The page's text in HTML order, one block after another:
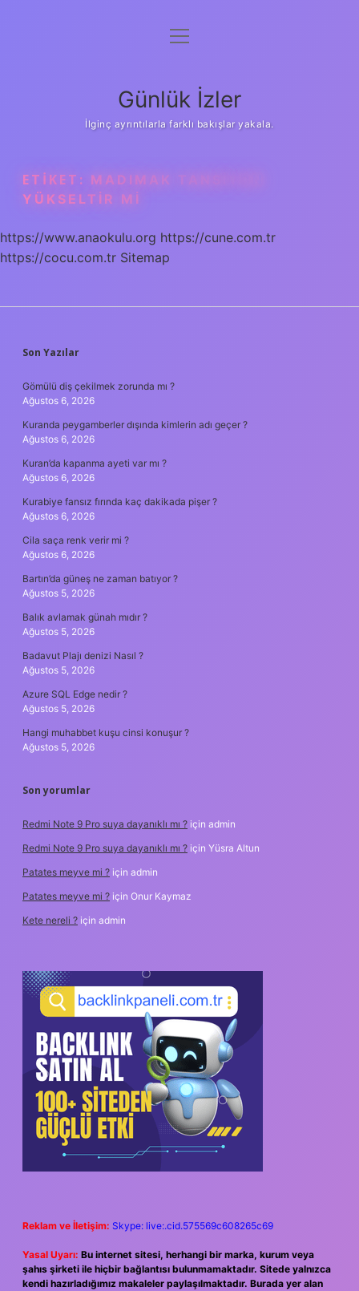
Anasayfa
Yasal Uyarı
menüyü
Günlük İzler
İlginç ayrıntılarla farklı bakışlar yakala.
ETIKET: MADIMAK TANSIYON
YÜKSELTIR MI
https://www.anaokulu.org https://cune.com.tr
https://cocu.com.tr Sitemap
SIDEBAR
Son Yazılar
Gömülü diş çekilmek zorunda mı ?
Ağustos 6, 2026
Kuranda peygamberler dışında kimlerin adı geçer ?
Ağustos 6, 2026
Kuran’da kapanma ayeti var mı ?
Ağustos 6, 2026
Kurabiye fansız fırında kaç dakikada pişer ?
Ağustos 6, 2026
Cila saça renk verir mi ?
Ağustos 6, 2026
Bartın’da güneş ne zaman batıyor ?
Ağustos 5, 2026
Balık avlamak günah mıdır ?
Ağustos 5, 2026
Badavut Plajı denizi Nasıl ?
Ağustos 5, 2026
Azure SQL Edge nedir ?
Ağustos 5, 2026
Hangi muhabbet kuşu cinsi konuşur ?
Ağustos 5, 2026
Son yorumlar
Redmi Note 9 Pro suya dayanıklı mı ? için admin
Redmi Note 9 Pro suya dayanıklı mı ? için Yüsra Altun
Patates meyve mi ? için admin
Patates meyve mi ? için Onur Kaymaz
Kete nereli ? için admin
Reklam ve İletişim: Skype: live:.cid.575569c608265c69
Yasal Uyarı: Bu internet sitesi, herhangi bir marka, kurum veya
şahıs şirketi ile hiçbir bağlantısı bulunmamaktadır. Sitede yalnızca
kendi hazırladığımız makaleler paylaşılmaktadır. Burada yer alan